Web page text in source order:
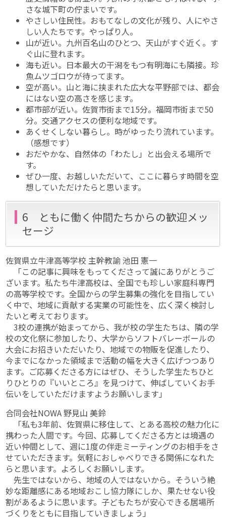
さな城下町の佇まいです。
やさしい住民性。おもてなしの文化が残り、人にやさ
しい人たちです。やっぱり人。
山が近い。九州百名山のひとつ、天山がすぐ近く。す
ぐ山に登れます。
海も近い。日本最大の干潟をもつ有明海にも隣接。珍
魚ムツゴロウが待ってます。
空が高い。山と海に挟まれた広大な平野部では、都会
にはない空の高さを感じます。
都市部が近い。佐賀市街まで15分。福岡市街まで50
分。交通アクセスの便利な地域です。
あくせくしない暮らし。時がゆったり流れています。
（感想です）
おだやかな、自然体の「わたし」と出会える場所で
す。
ぜひ一度、お越しいただいて、ここに暮らす時間を空
想していただけたらと思います。
6 ともに働く仲間たちからの歓迎メッ
セージ
佐賀県立牛津高等学校 主幹教諭 池田 憲一
「この記事に興味をもってくださって誠にありがとうご
ざいます。私たち牛津高校は、全国でも珍しい家庭科専門
の高等学校です。全国からの学生募集の強化を目指してい
く中で、地域に貢献する実業の可能性を、広く深く検討し
たいと考えております。
3校の連携が始まってから、我が校の学生たちは、隣の学
校の文化祭に参加したり、大学からソフトバレーボールの
大会にお招きいただいたり、地域での物販を促進したり、
今までになかった領域まで活動の幅を大きく広げつつあり
ます。ご応募くださる方にはぜひ、そうした学生たちひと
りひとりの『いいところ』を見つけて、伸ばしていくお手
伝いをしていただけますようお願いします」
合同会社NOWA 野見山 美鈴
「私も3年前、佐賀県に移住して、とある高校の魅力化に
携わった人間です。今回、応募してくださる方とは境遇の
近い仲間として、週に1度の伴走ミーティングのお相手をさ
せていただきます。気軽におしゃべりできる関係になれた
らと思います。よろしくお願いします。
先生ではないから、地域の人ではないから。そういう絶
妙な距離感にある地域おこし協力隊にしか、果たせない役
割があるように思います。子どもたちが安心できる居場所
づくりをともに目指していきましょう」